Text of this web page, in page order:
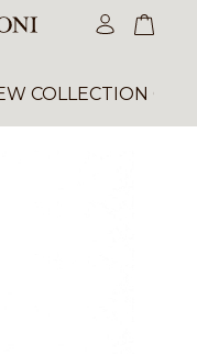
COLLECTION